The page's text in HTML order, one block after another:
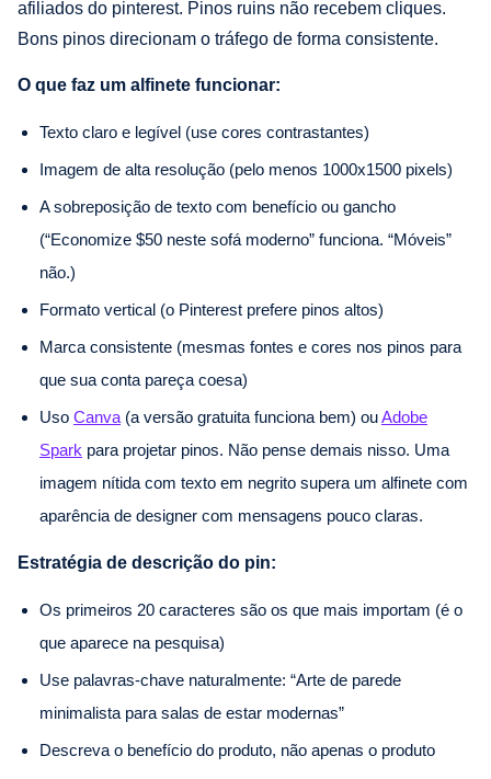
afiliados do pinterest. Pinos ruins não recebem cliques.
Bons pinos direcionam o tráfego de forma consistente.
O que faz um alfinete funcionar:
Texto claro e legível (use cores contrastantes)
Imagem de alta resolução (pelo menos 1000x1500 pixels)
A sobreposição de texto com benefício ou gancho
(“Economize $50 neste sofá moderno” funciona. “Móveis”
não.)
Formato vertical (o Pinterest prefere pinos altos)
Marca consistente (mesmas fontes e cores nos pinos para
que sua conta pareça coesa)
Uso Canva (a versão gratuita funciona bem) ouAdobe
Spark para projetar pinos. Não pense demais nisso. Uma
imagem nítida com texto em negrito supera um alfinete com
aparência de designer com mensagens pouco claras.
Estratégia de descrição do pin:
Os primeiros 20 caracteres são os que mais importam (é o
que aparece na pesquisa)
Use palavras-chave naturalmente: “Arte de parede
minimalista para salas de estar modernas”
Descreva o benefício do produto, não apenas o produto